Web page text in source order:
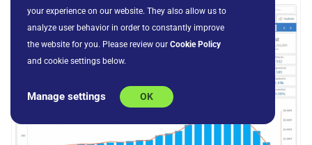
your experience on our website. They also allow us to
analyze user behavior in order to constantly improve
the website for you. Please review our Cookie Policy
and cookie settings below.
Manage settings OK